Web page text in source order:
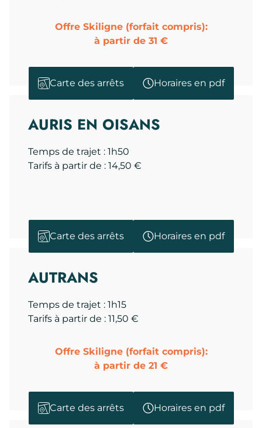
Offre Skiligne (forfait compris):
à partir de 31 €
Carte des arrêts Horaires en pdf
AURIS EN OISANS
Temps de trajet : 1h50
Tarifs à partir de : 14,50 €
Carte des arrêts Horaires en pdf
AUTRANS
Temps de trajet : 1h15
Tarifs à partir de : 11,50 €
Offre Skiligne (forfait compris):
à partir de 21 €
Carte des arrêts Horaires en pdf